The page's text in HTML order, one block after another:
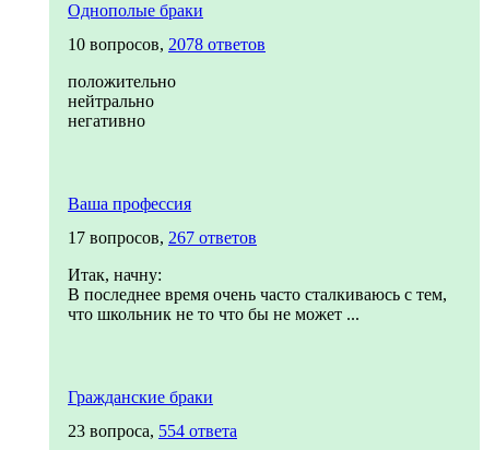
Однополые браки
10 вопросов, 2078 ответов
положительно
нейтрально
негативно
Ваша профессия
17 вопросов, 267 ответов
Итак, начну:
В последнее время очень часто сталкиваюсь с тем,
что школьник не то что бы не может ...
Гражданские браки
23 вопроса, 554 ответа